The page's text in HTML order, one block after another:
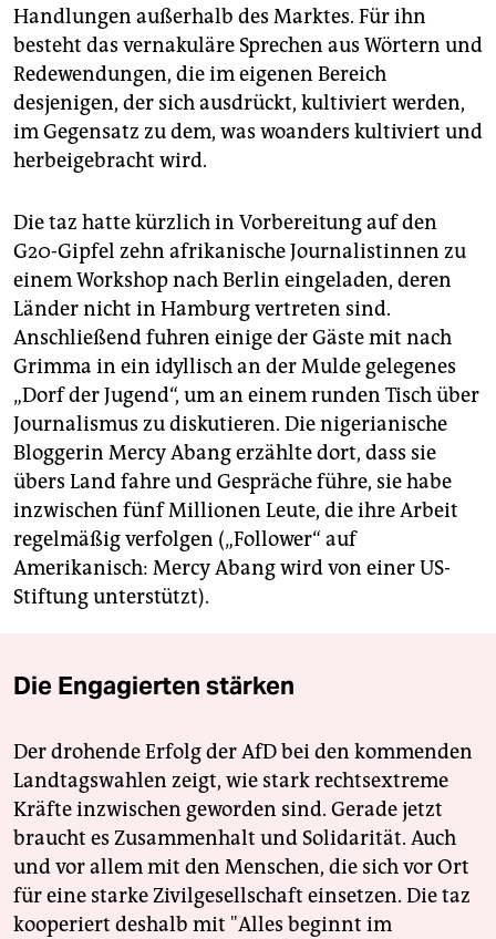
Handlungen außerhalb des Marktes. Für ihn
besteht das vernakuläre Sprechen aus Wörtern und
Redewendungen, die im eigenen Bereich
desjenigen, der sich ausdrückt, kultiviert werden,
im Gegensatz zu dem, was woanders kultiviert und
herbeigebracht wird.
Die taz hatte kürzlich in Vorbereitung auf den
G20-Gipfel zehn afrikanische Journalistinnen zu
einem Workshop nach Berlin eingeladen, deren
Länder nicht in Hamburg vertreten sind.
Anschließend fuhren einige der Gäste mit nach
Grimma in ein idyllisch an der Mulde gelegenes
„Dorf der Jugend“, um an einem runden Tisch über
Journalismus zu diskutieren. Die nigerianische
Bloggerin Mercy Abang erzählte dort, dass sie
übers Land fahre und Gespräche führe, sie habe
inzwischen fünf Millionen Leute, die ihre Arbeit
regelmäßig verfolgen („Fol­lower“ auf
Amerikanisch: Mercy Abang wird von einer US-
Stiftung unterstützt).
Die Engagierten stärken
Der drohende Erfolg der AfD bei den kommenden
Landtagswahlen zeigt, wie stark rechtsextreme
Kräfte inzwischen geworden sind. Gerade jetzt
braucht es Zusammenhalt und Solidarität. Auch
und vor allem mit den Menschen, die sich vor Ort
für eine starke Zivilgesellschaft einsetzen. Die taz
kooperiert deshalb mit "Alles beginnt im